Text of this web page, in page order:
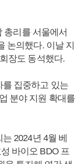
총리를 서울에서
논의했다. 이날 지
장도 동석했다.
를 집중하고 있는
분야 지원 확대를
2024년 4월 베
바이오 BDO 프